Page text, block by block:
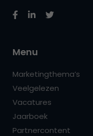
Menu
Marketingthema’s
Veelgelezen
Vacatures
Jaarboek
Partnercontent